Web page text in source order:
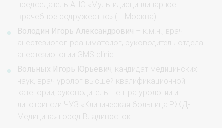
председатель АНО «Мультидисциплинарное
врачебное содружество» (г. Москва)
Володин Игорь Александрович
– к.м.н., врач
анестезиолог-реаниматолог, руководитель отдела
анестезиологии GMS clinic
Вольных Игорь Юрьевич, кандидат медицинских
наук, врач-уролог высшей квалификационной
категории, руководитель Центра урологии и
литотрипсии ЧУЗ «Клиническая больница РЖД-
Медицина» город Владивосток